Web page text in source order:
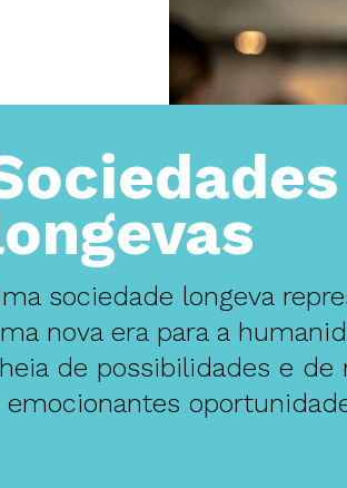
sociedade longeva
nova era para a
de possibilidades e de
emocionantes